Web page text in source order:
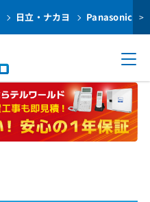
日立・ナカヨ Panasonic >